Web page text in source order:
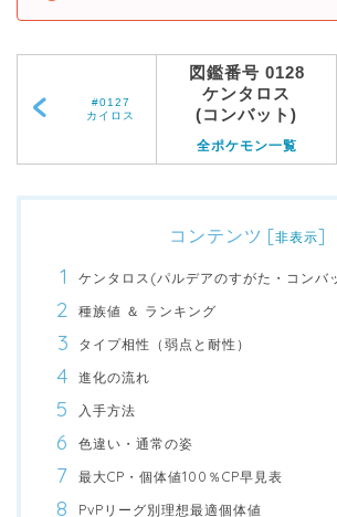
#0127
カイロス
図鑑番号 0128
ケンタロス
(コンバット)
全ポケモン一覧
コンテンツ [非表示]
ケンタロス(パルデアのすがた・コンバ
種族値 ＆ ランキング
タイプ相性（弱点と耐性）
進化の流れ
入手方法
色違い・通常の姿
最大CP・個体値100％CP早見表
PvPリーグ別理想最適個体値